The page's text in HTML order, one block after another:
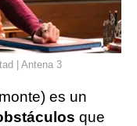
| Antena 3
es un
que